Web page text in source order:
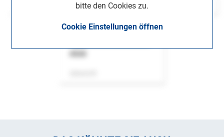
bitte den Cookies zu.
Cookie Einstellungen öffnen